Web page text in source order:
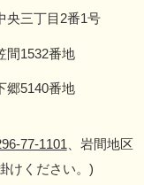
央三丁目2番1号
間1532番地
郷5140番地
77-1101 、岩間地区
けください。)